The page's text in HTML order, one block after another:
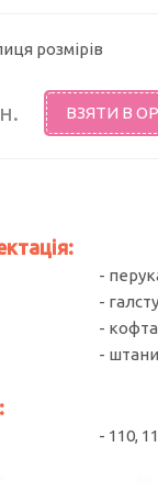
розмірів
ВЗЯТИ В
-
-
- кофта
- штани
- 110,